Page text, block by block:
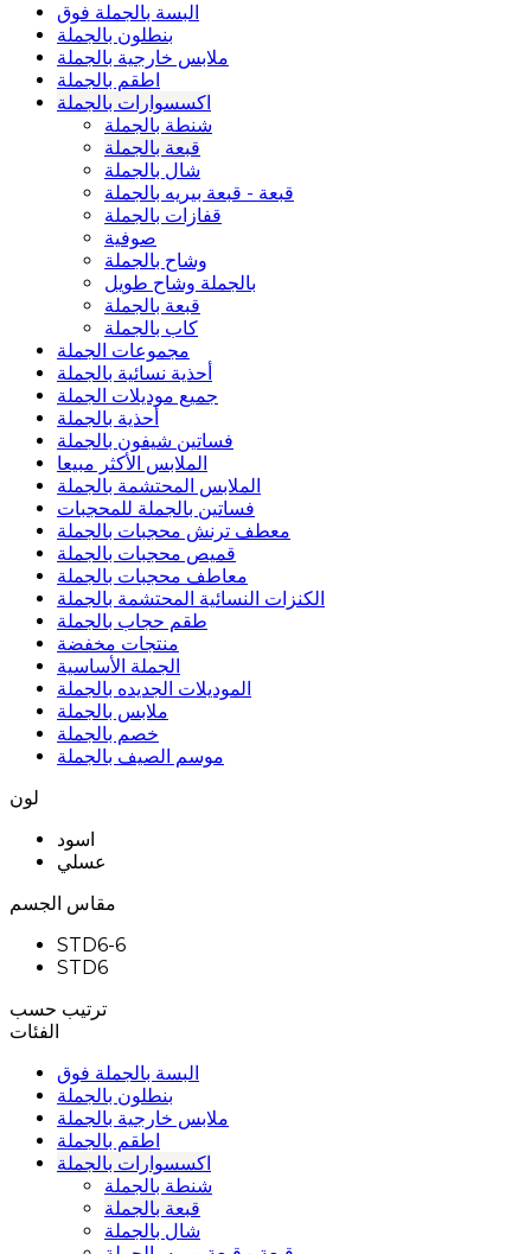
البسة بالجملة فوق
بنطلون بالجملة
ملابس خارجية بالجملة
اطقم بالجملة
اكسسوارات بالجملة
شنطة بالجملة
قبعة بالجملة
شال بالجملة
قبعة - قبعة بيريه بالجملة
قفازات بالجملة
صوفية
وشاح بالجملة
بالجملة وشاح طويل
قبعة بالجملة
كاب بالجملة
مجموعات الجملة
أحذية نسائية بالجملة
جميع موديلات الجملة
أحذية بالجملة
فساتين شيفون بالجملة
الملابس الأكثر مبيعا
الملابس المحتشمة بالجملة
فساتين بالجملة للمحجبات
معطف ترنش محجبات بالجملة
قميص محجبات بالجملة
معاطف محجبات بالجملة
الكنزات النسائية المحتشمة بالجملة
طقم حجاب بالجملة
منتجات مخفضة
الجملة الأساسية
الموديلات الجديده بالجملة
ملابس بالجملة
خصم بالجملة
موسم الصيف بالجملة
لون
اسود
عسلي
مقاس الجسم
STD6-6
STD6
ترتيب حسب
الفئات
البسة بالجملة فوق
بنطلون بالجملة
ملابس خارجية بالجملة
اطقم بالجملة
اكسسوارات بالجملة
شنطة بالجملة
قبعة بالجملة
شال بالجملة